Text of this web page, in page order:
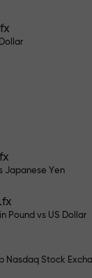
计划补偿您的
长3倍。放心交
—获得比存款大
是印刷错误。
速
属
交
证
Japanese Yen
Pound vs US Dollar
Nasdaq Stock